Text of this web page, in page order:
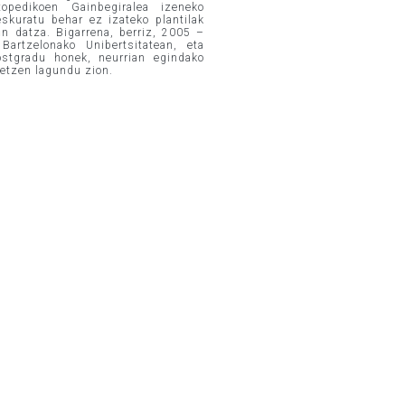
Gainbegiralea izeneko
behar ez izateko plantilak
datza. Bigarrena, berriz, 2005 –
Unibertsitatean, eta
honek, neurrian egindako
lagundu zion.